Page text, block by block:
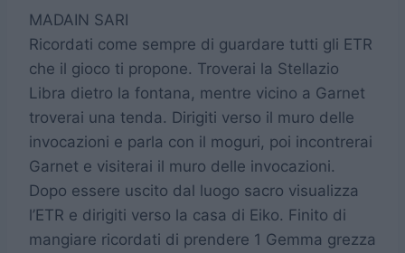
MADAIN SARI
Ricordati come sempre di guardare tutti gli ETR
che il gioco ti propone. Troverai la Stellazio
Libra dietro la fontana, mentre vicino a Garnet
troverai una tenda. Dirigiti verso il muro delle
invocazioni e parla con il moguri, poi incontrerai
Garnet e visiterai il muro delle invocazioni.
Dopo essere uscito dal luogo sacro visualizza
l’ETR e dirigiti verso la casa di Eiko. Finito di
mangiare ricordati di prendere 1 Gemma grezza